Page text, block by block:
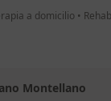
a domicilio •
Montellano